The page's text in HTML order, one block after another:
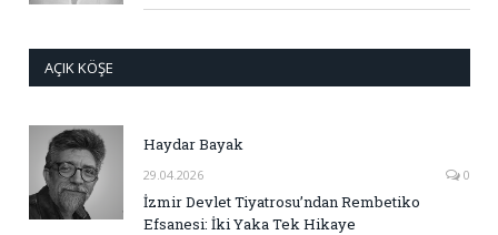
AÇIK KÖŞE
Haydar Bayak
29.04.2026 0
İzmir Devlet Tiyatrosu’ndan Rembetiko
Efsanesi: İki Yaka Tek Hikaye